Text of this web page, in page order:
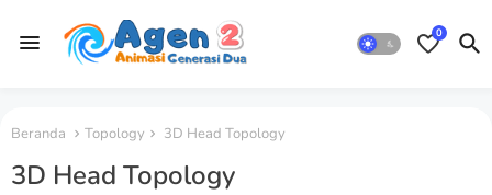
0
Beranda Topology 3D Head Topology
3D Head Topology